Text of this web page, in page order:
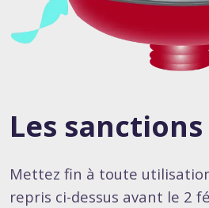
Les sanctions
Mettez fin à toute
repris ci-dessus avant le 2